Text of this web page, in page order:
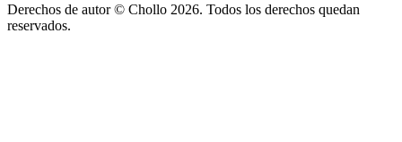
Derechos de autor © Chollo 2026. Todos los derechos quedan
reservados.